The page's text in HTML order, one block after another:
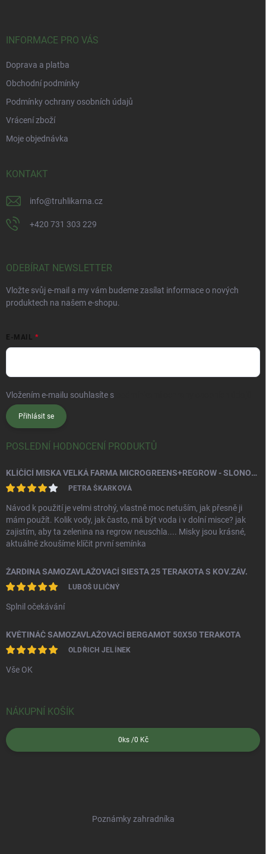
INFORMACE PRO VÁS
Doprava a platba
Obchodní podmínky
Podmínky ochrany osobních údajů
Vrácení zboží
Moje objednávka
KONTAKT
info@truhlikarna.cz
+420 731 303 229
ODEBÍRAT NEWSLETTER
Vložte svůj e-mail a my vám budeme zasílat informace o nových
produktech na našem e-shopu.
E-MAIL
Vložením e-mailu souhlasíte s
Přihlásit se
POSLEDNÍ HODNOCENÍ PRODUKTŮ
KLÍČÍCÍ MISKA VELKÁ FARMA MICROGREENS+REGROW - SLONOVÁ KOST
PETRA ŠKARKOVÁ
Návod k použití je velmi strohý, vlastně moc netuším, jak přesně ji
mám použít. Kolik vody, jak často, má být voda i v dolní misce? jak
zajistím, aby ta zelenina na regrow neuschla.... Misky jsou krásné,
aktuálně zkoušíme klíčit první semínka
ŽARDINA SAMOZAVLAŽOVACÍ SIESTA 25 TERAKOTA S KOV.ZÁV.
LUBOŠ ULIČNÝ
Splnil očekávání
KVĚTINÁČ SAMOZAVLAŽOVACÍ BERGAMOT 50X50 TERAKOTA
OLDŘICH JELÍNEK
Vše OK
NÁKUPNÍ KOŠÍK
0ks /0 Kč
Poznámky zahradníka